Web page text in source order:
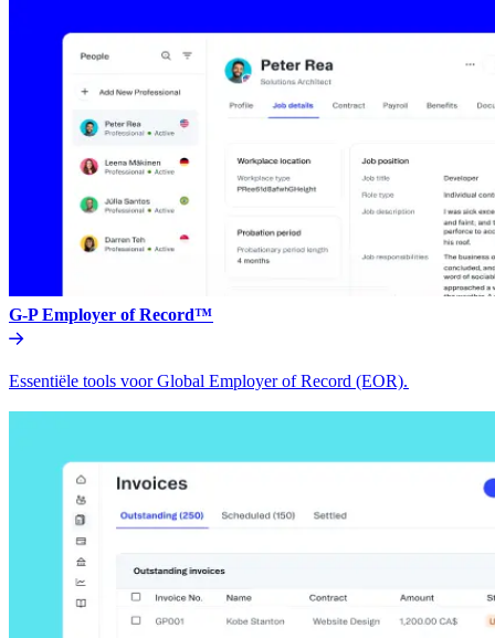
G-P Employer of Record™​​
Essentiële tools voor Global Employer of Record (EOR).​​